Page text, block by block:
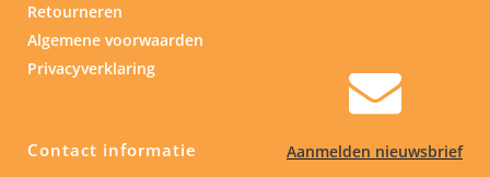
Aanmelden nieuwsbrief
Retourneren
Algemene voorwaarden
Privacyverklaring
Contact informatie